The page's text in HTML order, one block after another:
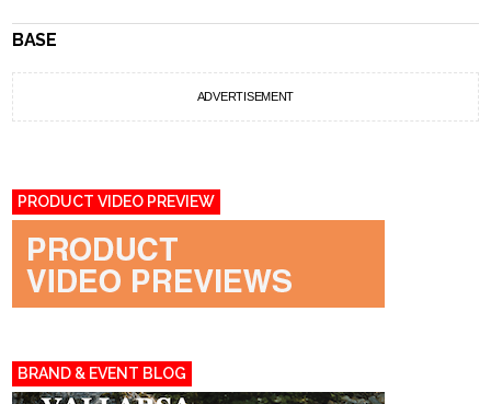
BASE
ADVERTISEMENT
PRODUCT VIDEO PREVIEW
BRAND & EVENT BLOG